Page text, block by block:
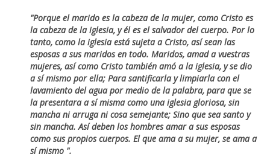
"Porque el marido es la cabeza de la mujer, como Cristo es
la cabeza de la iglesia, y él es el salvador del cuerpo. Por lo
tanto, como la iglesia está sujeta a Cristo, así sean las
esposas a sus maridos en todo. Maridos, amad a vuestras
mujeres, así como Cristo también amó a la iglesia, y se dio
a sí mismo por ella; Para santificarla y limpiarla con el
lavamiento del agua por medio de la palabra, para que se
la presentara a sí misma como una iglesia gloriosa, sin
mancha ni arruga ni cosa semejante; Sino que sea santo y
sin mancha. Así deben los hombres amar a sus esposas
como sus propios cuerpos. El que ama a su mujer, se ama a
sí mismo ".